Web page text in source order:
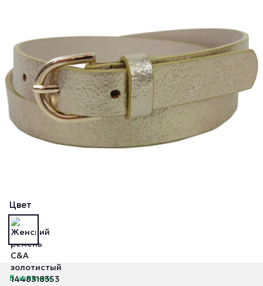
Цвет
В наличии